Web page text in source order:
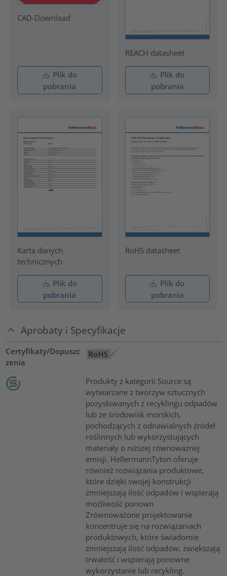
CAD-Download
Plik do
pobrania
REACH datasheet
Plik do
pobrania
Karta danych
technicznych
Plik do
pobrania
RoHS datasheet
Plik do
pobrania
Aprobaty i Specyfikacje
Certyfikaty/Dopuszc
zenia
Produkty z kategorii Source są
wytwarzane z tworzyw sztucznych
pozyskiwanych z recyklingu odpadów
lub ze środowisk morskich,
pochodzących z odnawialnych źródeł
roślinnych lub wykorzystujących
materiały o niższej równoważnej
emisji. HellermannTyton oferuje
również rozwiązania produktowe,
które dzięki swojej konstrukcji
zmniejszają ilość odpadów i wspierają
możliwość ponown
Zrównoważone projektowanie
koncentruje się na rozwiązaniach
produktowych, które świadomie
zmniejszają ilość odpadów, zwiększają
trwałość i wspierają ponowne
wykorzystanie lub recykling.